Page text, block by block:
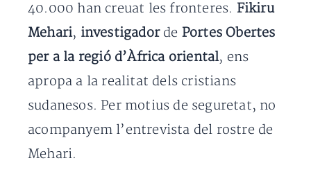
40.000 han creuat les fronteres. Fikiru
Mehari, investigador de Portes Obertes
per a la regió d’Àfrica oriental, ens
apropa a la realitat dels cristians
sudanesos. Per motius de seguretat, no
acompanyem l’entrevista del rostre de
Mehari.